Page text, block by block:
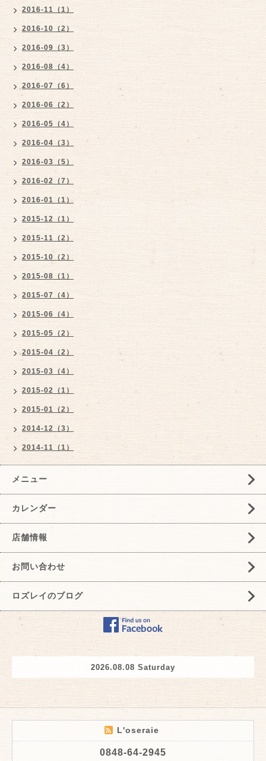
2016-11（1）
2016-10（2）
2016-09（3）
2016-08（4）
2016-07（6）
2016-06（2）
2016-05（4）
2016-04（3）
2016-03（5）
2016-02（7）
2016-01（1）
2015-12（1）
2015-11（2）
2015-10（2）
2015-08（1）
2015-07（4）
2015-06（4）
2015-05（2）
2015-04（2）
2015-03（4）
2015-02（1）
2015-01（2）
2014-12（3）
2014-11（1）
メニュー
カレンダー
店舗情報
お問い合わせ
ロズレイのブログ
2026.08.08 Saturday
L'oseraie
0848-64-2945